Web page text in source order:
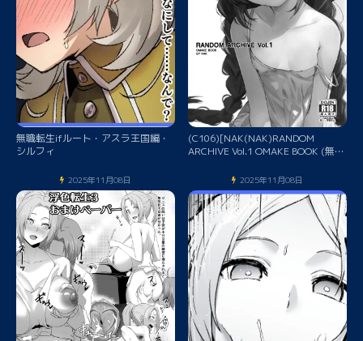
無職転生ifルート・アスラ王国編・
シルフィ
(C106)[NAK(NAK)RANDOM
ARCHIVE Vol.1 OMAKE BOOK (無職
2025年11月08日 2025年11月08日